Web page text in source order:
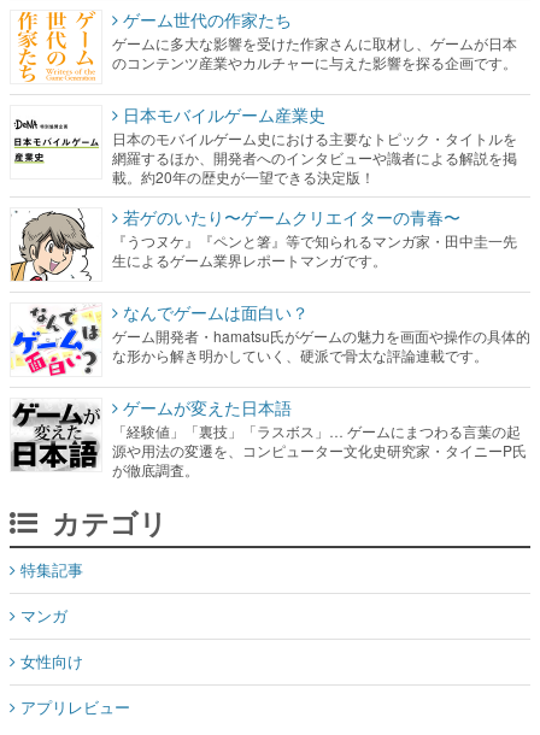
ゲーム世代の作家たち
ゲームに多大な影響を受けた作家さんに取材し、ゲームが日本
のコンテンツ産業やカルチャーに与えた影響を探る企画です。
日本モバイルゲーム産業史
日本のモバイルゲーム史における主要なトピック・タイトルを
網羅するほか、開発者へのインタビューや識者による解説を掲
載。約20年の歴史が一望できる決定版！
若ゲのいたり〜ゲームクリエイターの青春〜
『うつヌケ』『ペンと箸』等で知られるマンガ家・田中圭一先
生によるゲーム業界レポートマンガです。
なんでゲームは面白い？
ゲーム開発者・hamatsu氏がゲームの魅力を画面や操作の具体的
な形から解き明かしていく、硬派で骨太な評論連載です。
ゲームが変えた日本語
「経験値」「裏技」「ラスボス」… ゲームにまつわる言葉の起
源や用法の変遷を、コンピューター文化史研究家・タイニーP氏
が徹底調査。
カテゴリ
特集記事
マンガ
女性向け
アプリレビュー